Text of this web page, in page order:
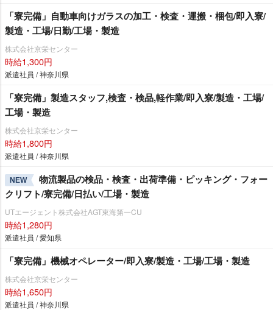
「寮完備」自動車向けガラスの加工・検査・運搬・梱包/即入寮/
製造・工場/日勤/工場・製造
株式会社京栄センター
時給1,300円
派遣社員 / 神奈川県
「寮完備」製造スタッフ,検査・検品,軽作業/即入寮/製造・工場/
工場・製造
株式会社京栄センター
時給1,800円
派遣社員 / 神奈川県
NEW
物流製品の検品・検査・出荷準備・ピッキング・フォー
クリフト/寮完備/日払い/工場・製造
UTエージェント株式会社AGT東海第一CU
時給1,280円
派遣社員 / 愛知県
「寮完備」機械オペレーター/即入寮/製造・工場/工場・製造
株式会社京栄センター
時給1,650円
派遣社員 / 神奈川県